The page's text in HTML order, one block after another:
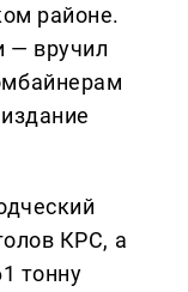
районе.
— вручил
КРС, а
тонну